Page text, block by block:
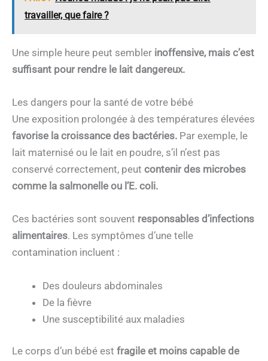
travailler, que faire ?
Une simple heure peut sembler inoffensive, mais c’est
suffisant pour rendre le lait dangereux.
Les dangers pour la santé de votre bébé
Une exposition prolongée à des températures élevées
favorise la croissance des bactéries. Par exemple, le
lait maternisé ou le lait en poudre, s’il n’est pas
conservé correctement, peut contenir des microbes
comme la salmonelle ou l’E. coli.
Ces bactéries sont souvent responsables d’infections
alimentaires. Les symptômes d’une telle
contamination incluent :
Des douleurs abdominales
De la fièvre
Une susceptibilité aux maladies
Le corps d’un bébé est fragile et moins capable de